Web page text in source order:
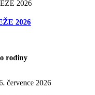
2026
rodiny